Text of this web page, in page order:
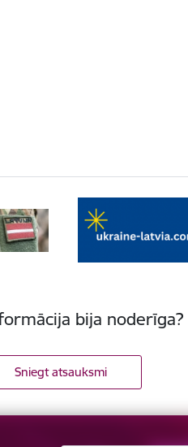
bija noderīga?
Sniegt atsauksmi